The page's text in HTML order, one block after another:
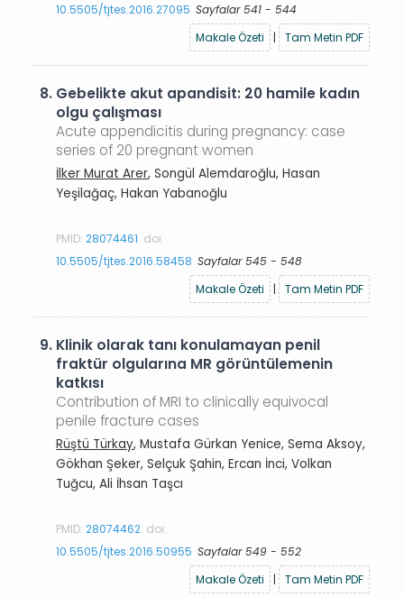
10.5505/tjtes.2016.27095 Sayfalar 541 - 544
Makale Özeti
| Tam Metin PDF
8. Gebelikte akut apandisit: 20 hamile kadın
olgu çalışması
Acute appendicitis during pregnancy: case
series of 20 pregnant women
İlker Murat Arer, Songül Alemdaroğlu, Hasan
Yeşilağaç, Hakan Yabanoğlu
PMID:28074461 doi:
10.5505/tjtes.2016.58458 Sayfalar 545 - 548
Makale Özeti
| Tam Metin PDF
9. Klinik olarak tanı konulamayan penil
fraktür olgularına MR görüntülemenin
katkısı
Contribution of MRI to clinically equivocal
penile fracture cases
Rüştü Türkay, Mustafa Gürkan Yenice, Sema Aksoy,
Gökhan Şeker, Selçuk Şahin, Ercan İnci, Volkan
Tuğcu, Ali İhsan Taşcı
PMID:28074462 doi:
10.5505/tjtes.2016.50955 Sayfalar 549 - 552
Makale Özeti
| Tam Metin PDF